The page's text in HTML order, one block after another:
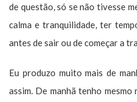
de questão, só se não tivesse
calma e tranquilidade, ter
antes de sair ou de começar a
Eu produzo muito mais de
assim. De manhã tenho